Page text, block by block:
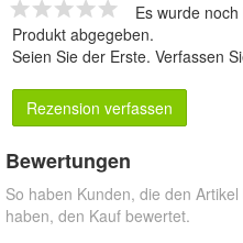
Es wurde
Produkt abgegeben.
Seien Sie der Erste. Verfassen
Rezension verfassen
Bewertungen
So haben Kunden, die den
haben, den Kauf bewertet.